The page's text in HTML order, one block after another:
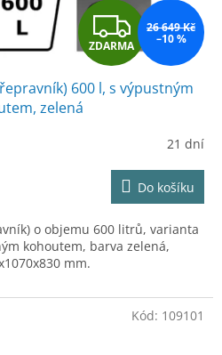
Z
D
A
M
A
ZDARMA
26 649 Kč
–10 %
600 l, s výpustným
zelená
21 dní
Do košíku
o objemu 600 litrů, varianta
kohoutem, barva zelená,
mm.
Kód: 109101